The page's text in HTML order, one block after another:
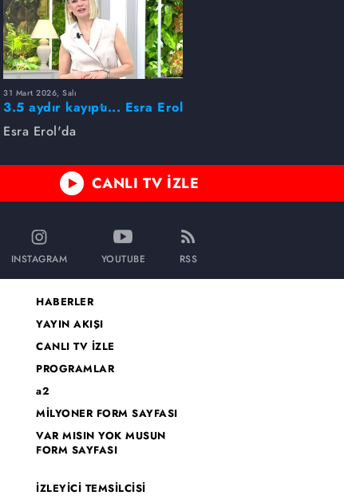
31 Mart 2026, Salı
3.5 aydır kayıptı... Esra Erol
buldu!
Esra Erol'da
CANLI TV İZLE
INSTAGRAM YOUTUBE RSS
HABERLER
YAYIN AKIŞI
CANLI TV İZLE
PROGRAMLAR
a2
MİLYONER FORM SAYFASI
VAR MISIN YOK MUSUN
FORM SAYFASI
İZLEYİCİ TEMSİLCİSİ